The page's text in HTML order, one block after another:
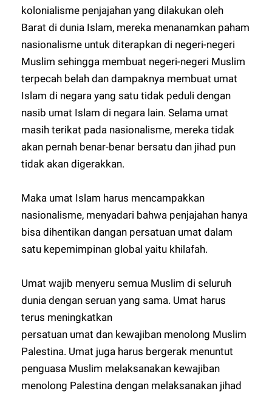
kolonialisme penjajahan yang dilakukan oleh
Barat di dunia Islam, mereka menanamkan paham
nasionalisme untuk diterapkan di negeri-negeri
Muslim sehingga membuat negeri-negeri Muslim
terpecah belah dan dampaknya membuat umat
Islam di negara yang satu tidak peduli dengan
nasib umat Islam di negara lain. Selama umat
masih terikat pada nasionalisme, mereka tidak
akan pernah benar-benar bersatu dan jihad pun
tidak akan digerakkan.
Maka umat Islam harus mencampakkan
nasionalisme, menyadari bahwa penjajahan hanya
bisa dihentikan dangan persatuan umat dalam
satu kepemimpinan global yaitu khilafah.
Umat wajib menyeru semua Muslim di seluruh
dunia dengan seruan yang sama. Umat harus
terus meningkatkan
persatuan umat dan kewajiban menolong Muslim
Palestina. Umat juga harus bergerak menuntut
penguasa Muslim melaksanakan kewajiban
menolong Palestina dengan melaksanakan jihad